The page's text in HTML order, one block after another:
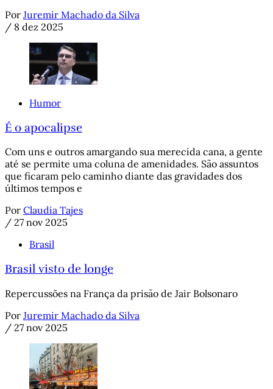
Por Juremir Machado da Silva
/ 8 dez 2025
Humor
É o apocalipse
Com uns e outros amargando sua merecida cana, a gente
até se permite uma coluna de amenidades. São assuntos
que ficaram pelo caminho diante das gravidades dos
últimos tempos e
Por Claudia Tajes
/ 27 nov 2025
Brasil
Brasil visto de longe
Repercussões na França da prisão de Jair Bolsonaro
Por Juremir Machado da Silva
/ 27 nov 2025